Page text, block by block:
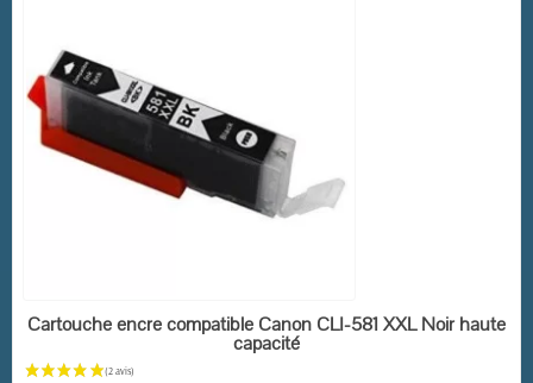
EN STOCK
Cartouche encre compatible Canon CLI-581 XXL Noir haute
capacité